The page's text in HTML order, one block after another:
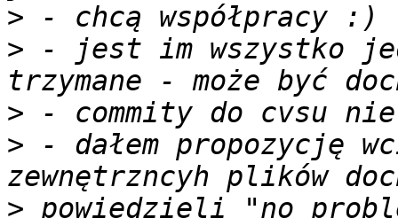
>
> - jest im wszystko
>
> - dałem propozycję
> powiedzieli "no